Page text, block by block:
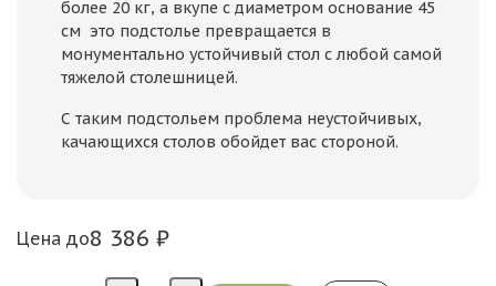
более 20 кг, а вкупе с диаметром основание 45
см это подстолье превращается в
монументально устойчивый стол с любой самой
тяжелой столешницей.
С таким подстольем проблема неустойчивых,
качающихся столов обойдет вас стороной.
Цена до8 386 ₽